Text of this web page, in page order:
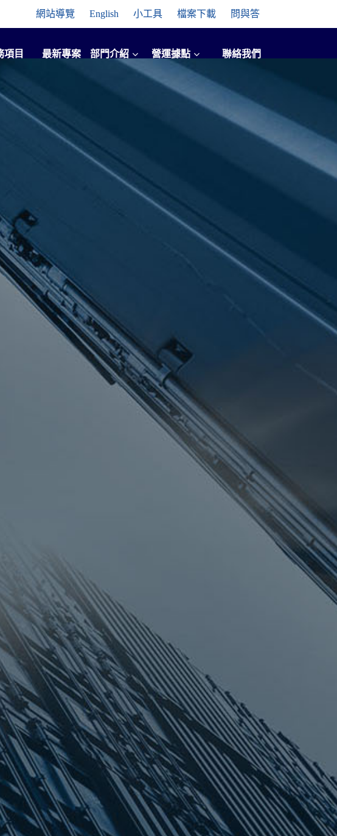
網站導覽 English 小工具 檔案下載 問與答
項目 最新專案 部門介紹 營運據點 聯絡我們